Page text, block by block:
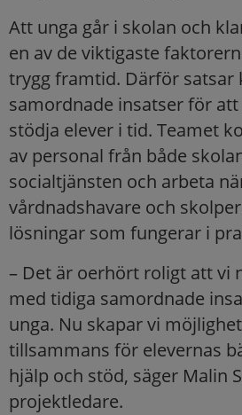
Att unga går i skolan och
en av de viktigaste
trygg framtid. Därför satsar
samordnade insatser för
stödja elever i tid. Teamet
av personal från både
socialtjänsten och arbeta
vårdnadshavare och
lösningar som fungerar i
– Det är oerhört roligt att vi
med tidiga samordnade
unga. Nu skapar vi
tillsammans för elevernas
hjälp och stöd, säger Malin
projektledare.